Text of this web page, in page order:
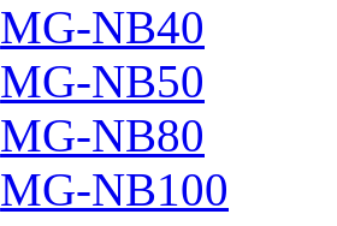
MG-NB40
MG-NB50
MG-NB80
MG-NB100